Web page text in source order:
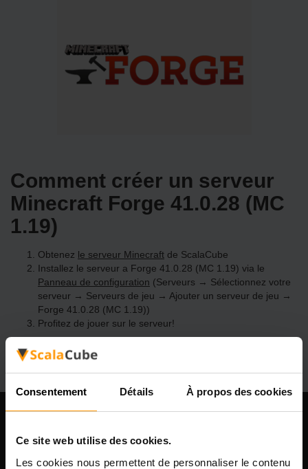
Consentement Détails À propos des cookies
Ce site web utilise des cookies.
Les cookies nous permettent de personnaliser le contenu
Comment créer un serveur
Minecraft Forge 41.0.28 (MC
1.19)
Obtenez le serveur Minecraft de ScalaCube
Installez le serveur a Forge 41.0.28 (MC 1.19) via le
Panneau de configuration (Serveurs → Sélectionnez votre
serveur → Serveurs de jeu → Ajouter un serveur de jeu →
Forge 41.0.28 (MC 1.19))
Profitez de jouer sur le serveur!